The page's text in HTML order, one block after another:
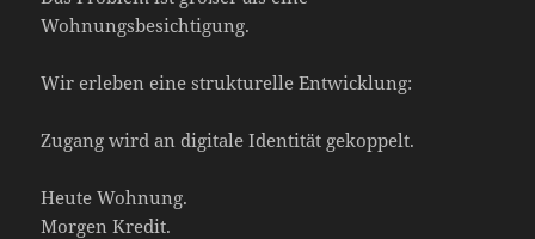
Wohnungsbesichtigung.
Wir erleben eine strukturelle Entwicklung:
Zugang wird an digitale Identität gekoppelt.
Heute Wohnung.
Morgen Kredit.